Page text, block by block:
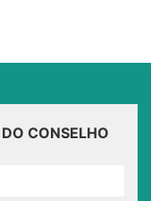
CONSELHO